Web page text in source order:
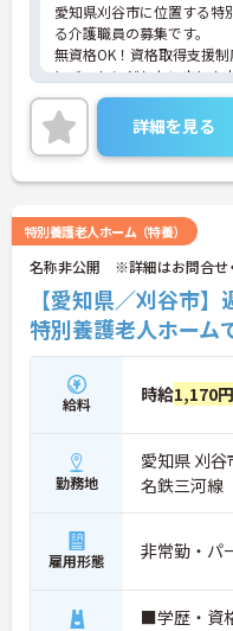
愛知県刈谷市に位置する特
る介護職員の募集です。
無資格OK！資格取得支援
にチャレンジしたい方に
昇給・賞与あり！あなたの
ので、お仕事のモチベーシ
ます♪
ご興味のある方には面接ポ
で、お気軽にお問い合わせ
詳細を見る
特別養護老人ホーム（特養）
名称非公開 ※詳細はお問合せ
【愛知県／刈谷市
特別養護老人ホーム
給料 時給1,170円
勤務地
愛知県 刈谷
名鉄三河線
雇用形態 非常勤・パ
■学歴・資